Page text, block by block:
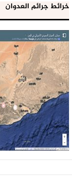
خرائط جرائم العدوان